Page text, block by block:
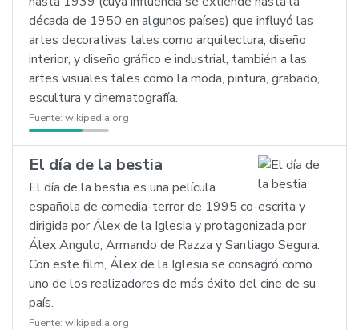
década de 1950 en algunos países) que influyó las
artes decorativas tales como arquitectura, diseño
interior, y diseño gráfico e industrial, también a las
artes visuales tales como la moda, pintura, grabado,
escultura y cinematografía.
Fuente: wikipedia.org
El día de la bestia
El día de la bestia es una película
española de comedia-terror de 1995 co-escrita y
dirigida por Álex de la Iglesia y protagonizada por
Álex Angulo, Armando de Razza y Santiago Segura.
Con este film, Álex de la Iglesia se consagró como
uno de los realizadores de más éxito del cine de su
país.
Fuente: wikipedia.org